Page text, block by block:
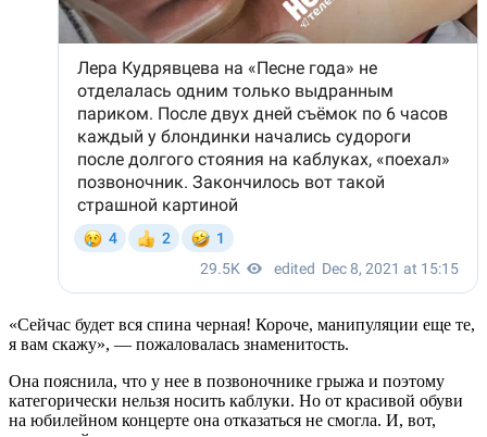
«Сейчас будет вся спина черная! Короче, манипуляции еще те,
я вам скажу», — пожаловалась знаменитость.
Она пояснила, что у нее в позвоночнике грыжа и поэтому
категорически нельзя носить каблуки. Но от красивой обуви
на юбилейном концерте она отказаться не смогла. И, вот,